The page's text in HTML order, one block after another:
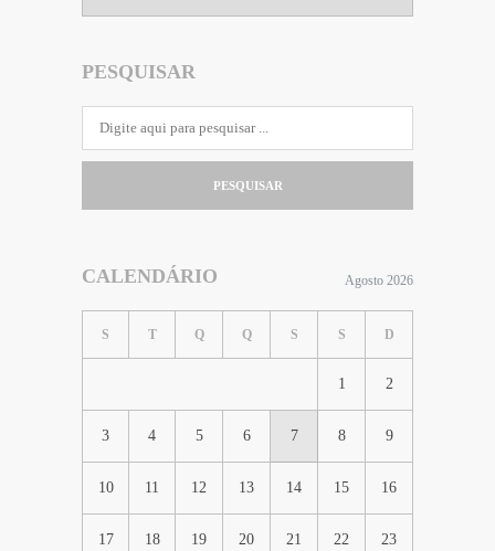
PESQUISAR
PESQUISAR
CALENDÁRIO Agosto 2026
S T Q Q S S D
1 2
3 4 5 6 7 8 9
10 11 12 13 14 15 16
17 18 19 20 21 22 23